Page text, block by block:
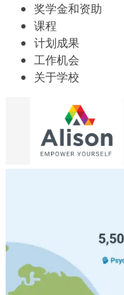
奖学金和资助
课程
计划成果
工作机会
关于学校